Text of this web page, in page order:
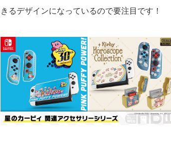
きるデザインになっているので要注目です！